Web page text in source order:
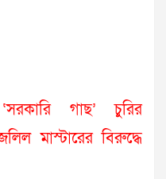
গাছ’ চুরির
মাস্টারের বিরুদ্ধে